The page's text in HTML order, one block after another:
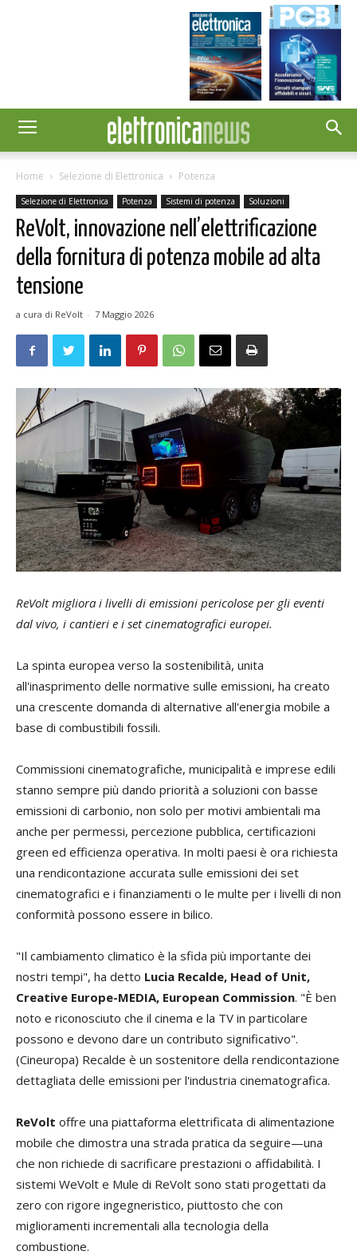
Home Selezione di Elettronica Potenza
Selezione di Elettronica Potenza Sistemi di potenza Soluzioni
ReVolt, innovazione nell’elettrificazione
della fornitura di potenza mobile ad alta
tensione
a cura di ReVolt - 7 Maggio 2026
ReVolt migliora i livelli di emissioni pericolose per gli eventi
dal vivo, i cantieri e i set cinematografici europei.
La spinta europea verso la sostenibilità, unita
all'inasprimento delle normative sulle emissioni, ha creato
una crescente domanda di alternative all'energia mobile a
base di combustibili fossili.
Commissioni cinematografiche, municipalità e imprese edili
stanno sempre più dando priorità a soluzioni con basse
emissioni di carbonio, non solo per motivi ambientali ma
anche per permessi, percezione pubblica, certificazioni
green ed efficienza operativa. In molti paesi è ora richiesta
una rendicontazione accurata sulle emissioni dei set
cinematografici e i finanziamenti o le multe per i livelli di non
conformità possono essere in bilico.
"Il cambiamento climatico è la sfida più importante dei
nostri tempi", ha detto Lucia Recalde, Head of Unit,
Creative Europe-MEDIA, European Commission. "È ben
noto e riconosciuto che il cinema e la TV in particolare
possono e devono dare un contributo significativo".
(Cineuropa) Recalde è un sostenitore della rendicontazione
dettagliata delle emissioni per l'industria cinematografica.
ReVolt offre una piattaforma elettrificata di alimentazione
mobile che dimostra una strada pratica da seguire—una
che non richiede di sacrificare prestazioni o affidabilità. I
sistemi WeVolt e Mule di ReVolt sono stati progettati da
zero con rigore ingegneristico, piuttosto che con
miglioramenti incrementali alla tecnologia della
combustione.